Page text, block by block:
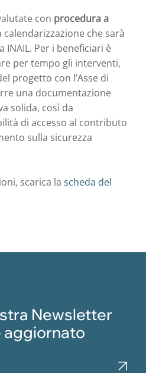
con procedura a
calendarizzazione che sarà
INAIL. Per i beneficiari è
per tempo gli interventi,
progetto con l’Asse di
una documentazione
solida, così da
di accesso al contributo
sulla sicurezza
scarica la scheda del
Newsletter
aggiornato